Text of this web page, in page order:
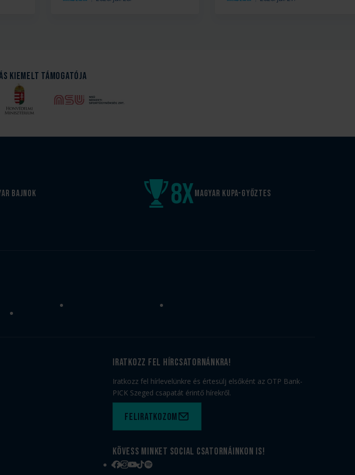
kiemelt támogatója
bajnok Magyar kupa-győztes
8x
iratkozz fel hírcsatornánkra!
Iratkozz fel hírlevelünkre és értesülj elsőként az OTP Bank-
PICK Szeged csapatát érintő hírekről.
Feliratkozom
Kövess minket social csatornáinkon is!
Facebook
Instagram
YouTube
TikTokSpotify